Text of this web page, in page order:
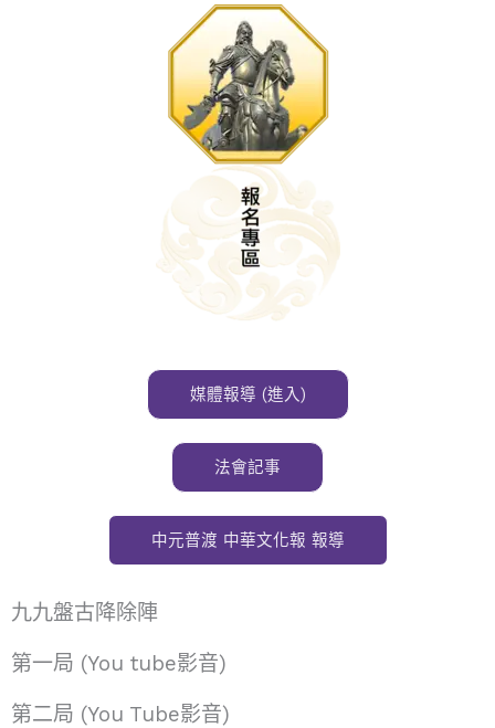
媒體報導 (進入)
法會記事
中元普渡 中華文化報 報導
九九盤古降除陣
第一局 (You tube影音)
第二局 (You Tube影音)